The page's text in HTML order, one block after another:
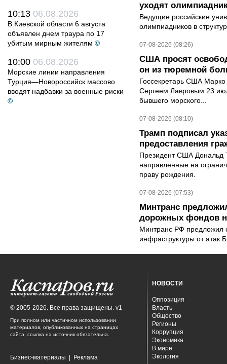
10:13 06.08.2026
В Киевской области 6 августа
объявлен днем траура по 17
убитым мирным жителям ©
10:00 06.08.2026
Морские линии направления
Турция—Новороссийск массово
вводят надбавки за военные риски
©
уходят
Ведущие российские
олимпиадников в
07-08-2026 (08:26)
США просят
он из тюремной
Госсекретарь США
Сергеем Лавровым 23
бывшего морского...
07-08-2026 (08:10)
Трамп подписал
предоставления
Президент США Дональд
направленные на
праву рождения.
07-08-2026 (07:53)
Минтранс
дорожных фондов
Минтранс РФ предложил
инфраструктуры от атак
© 2005-2026. Все права защищены. v1
При полном или частичном использовании
материалов, опубликованных на страницах
сайта, ссылка на источник обязательна.
Бизнес-материалы Реклама
НОВОСТИ
Оппозиция
Власть
Общество
Регионы
Коррупция
Экономика
В мире
Экология